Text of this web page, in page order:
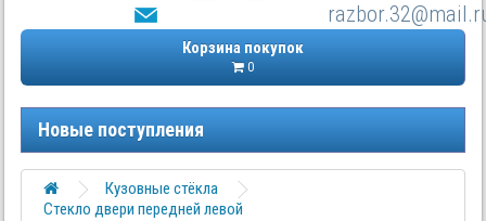
Корзина покупок
0
Новые поступления
Кузовные стёкла
Стекло двери передней левой